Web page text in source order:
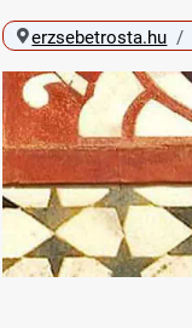
erzsebetrosta.hu